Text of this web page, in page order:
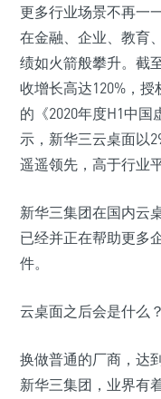
更多行业场景不再一
在金融、企业、教育
绩如火箭般攀升。截
收增长高达120%，
的《2020年度H1中
示，新华三云桌面以
遥遥领先，高于行业
新华三集团在国内云
已经并正在帮助更多
件。
云桌面之后会是什么？
换做普通的厂商，达
新华三集团，业界有